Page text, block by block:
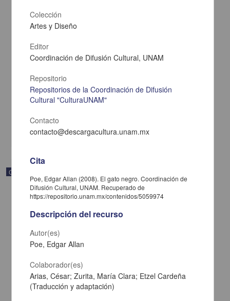
Carta de Zeferino Pérez, el general Antonio Rábago se encuentra
en la ranchería de Samalayuca
Pérez, Zeferino
Correspondencia postal
Colección
Artes y Diseño
Editor
Coordinación de Difusión Cultural, UNAM
Repositorio
Repositorios de la Coordinación de Difusión
Cultural "CulturaUNAM"
Contacto
contacto@descargacultura.unam.mx
Cita
Poe, Edgar Allan (2008). El gato negro. Coordinación de
Difusión Cultural, UNAM. Recuperado de
https://repositorio.unam.mx/contenidos/5059974
Descripción del recurso
Autor(es)
Poe, Edgar Allan
Colaborador(es)
Arias, César; Zurita, María Clara; Etzel Cardeña
(Traducción y adaptación)